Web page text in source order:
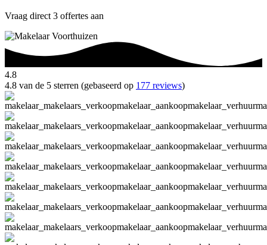
Vraag direct 3 offertes aan
4.8
4.8 van de 5 sterren (gebaseerd op 177 reviews)